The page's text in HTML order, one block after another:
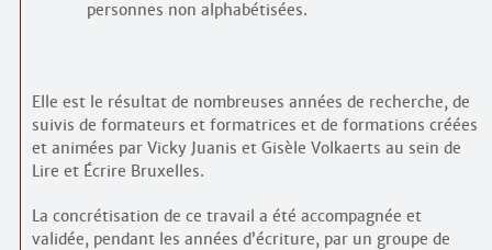
personnes non alphabétisées.
Elle est le résultat de nombreuses années de recherche, de
suivis de formateurs et formatrices et de formations créées
et animées par Vicky Juanis et Gisèle Volkaerts au sein de
Lire et Écrire Bruxelles.
La concrétisation de ce travail a été accompagnée et
validée, pendant les années d’écriture, par un groupe de